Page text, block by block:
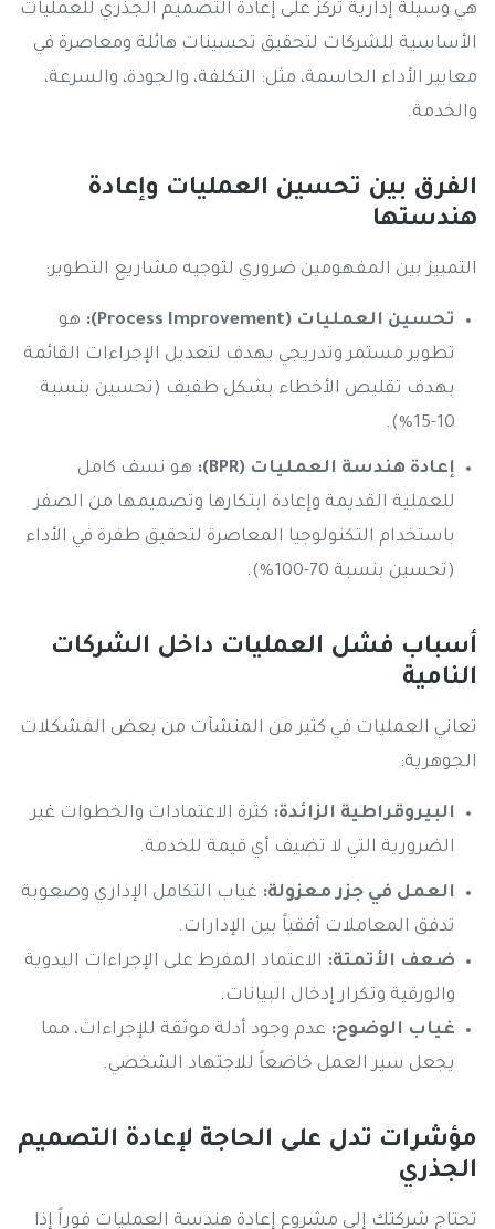
هي وسيلة إدارية تركز على إعادة التصميم الجذري للعمليات
الأساسية للشركات لتحقيق تحسينات هائلة ومعاصرة في
معايير الأداء الحاسمة، مثل: التكلفة، والجودة، والسرعة،
والخدمة.
الفرق بين تحسين العمليات وإعادة
هندستها
التمييز بين المفهومين ضروري لتوجيه مشاريع التطوير:
تحسين العمليات (Process Improvement):
هو
تطوير مستمر وتدريجي يهدف لتعديل الإجراءات القائمة
بهدف تقليص الأخطاء بشكل طفيف (تحسين بنسبة
10-15%).
إعادة هندسة العمليات (BPR):
هو نسف كامل
للعملية القديمة وإعادة ابتكارها وتصميمها من الصفر
باستخدام التكنولوجيا المعاصرة لتحقيق طفرة في الأداء
(تحسين بنسبة 70-100%).
أسباب فشل العمليات داخل الشركات
النامية
تعاني العمليات في كثير من المنشآت من بعض المشكلات
الجوهرية:
البيروقراطية الزائدة: كثرة الاعتمادات والخطوات غير
الضرورية التي لا تضيف أي قيمة للخدمة.
العمل في جزر معزولة: غياب التكامل الإداري وصعوبة
تدفق المعاملات أفقياً بين الإدارات.
ضعف الأتمتة: الاعتماد المفرط على الإجراءات اليدوية
والورقية وتكرار إدخال البيانات.
غياب الوضوح: عدم وجود أدلة موثقة للإجراءات، مما
يجعل سير العمل خاضعاً للاجتهاد الشخصي.
مؤشرات تدل على الحاجة لإعادة التصميم
الجذري
تحتاج شركتك إلى مشروع إعادة هندسة العمليات فوراً إذا